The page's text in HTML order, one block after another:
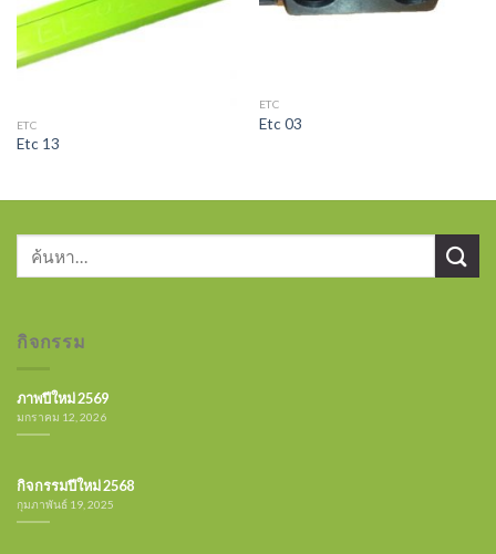
ETC
Etc 13
ETC
Etc 03
กิจกรรม
ภาพปีใหม่ 2569
มกราคม 12, 2026
กิจกรรมปีใหม่ 2568
กุมภาพันธ์ 19, 2025